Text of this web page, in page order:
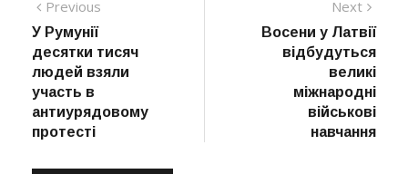
Навігація
записів
Previous
У Румунії
десятки тисяч
людей взяли
участь в
антиурядовому
протесті
Next
post:
Восени у Латвії
відбудуться
великі
міжнародні
військові
навчання